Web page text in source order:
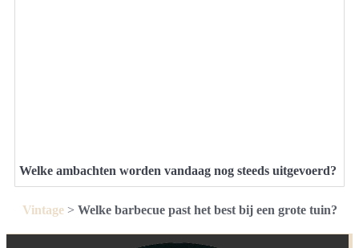
Welke ambachten worden vandaag nog steeds uitgevoerd?
Vintage> Welke barbecue past het best bij een grote tuin?